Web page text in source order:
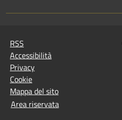
RSS
Accessibilità
Privacy
Cookie
Mappa del sito
Area riservata